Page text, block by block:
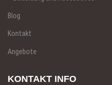
Blog
Kontakt
Angebote
KONTAKT INFO